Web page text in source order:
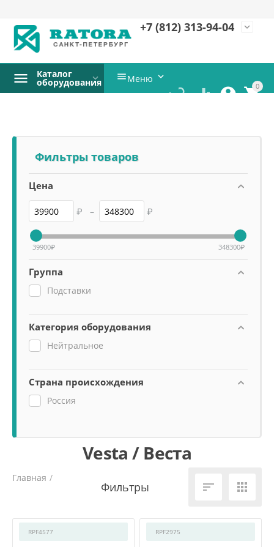
+7 (812) 313-94-04 expand_more
0


 
Каталог
оборудования Меню 
Фильтры товаров
Цена
₽ – ₽
39900₽ 348300₽
Группа
Подставки
Категория оборудования
Нейтральное
Страна происхождения
Россия
Vesta / Веста
Главная /
 
RPF4577 RPF2975